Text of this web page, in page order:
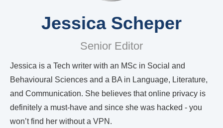
Jessica Scheper
Senior Editor
Jessica is a Tech writer with an MSc in Social and
Behavioural Sciences and a BA in Language, Literature,
and Communication. She believes that online privacy is
definitely a must-have and since she was hacked - you
won’t find her without a VPN.